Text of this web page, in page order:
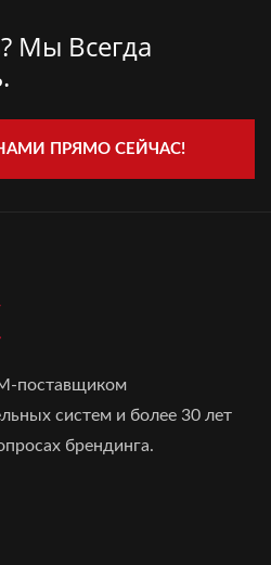
Мы Всегда
ПРЯМО СЕЙЧАС!
поставщиком
систем и более 30 лет
брендинга.